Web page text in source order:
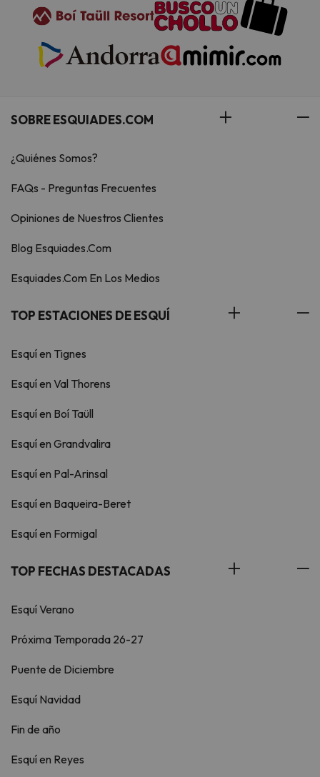
SOBRE ESQUIADES.COM
¿Quiénes Somos?
FAQs - Preguntas Frecuentes
Opiniones de Nuestros Clientes
Blog Esquiades.Com
Esquiades.Com En Los Medios
TOP ESTACIONES DE ESQUÍ
Esquí en Tignes
Esquí en Val Thorens
Esquí en Boí Taüll
Esquí en Grandvalira
Esquí en Pal-Arinsal
Esquí en Baqueira-Beret
Esquí en Formigal
TOP FECHAS DESTACADAS
Esquí Verano
Próxima Temporada 26-27
Puente de Diciembre
Esquí Navidad
Fin de año
Esquí en Reyes